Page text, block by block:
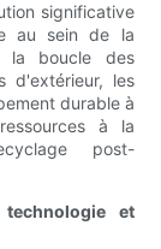
significative
au sein de la
la boucle des
d'extérieur, les
durable à
à la
post-
et